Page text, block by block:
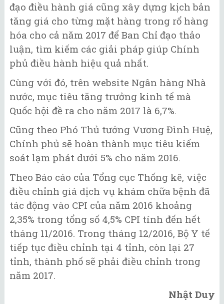
đạo điều hành giá cũng xây dựng kịch bản
tăng giá cho từng mặt hàng trong rổ hàng
hóa cho cả năm 2017 để Ban Chỉ đạo thảo
luận, tìm kiếm các giải pháp giúp Chính
phủ điều hành hiệu quả nhất.
Cùng với đó, trên website Ngân hàng Nhà
nước, mục tiêu tăng trưởng kinh tế mà
Quốc hội đề ra cho năm 2017 là 6,7%.
Cũng theo Phó Thủ tướng Vương Đình Huệ,
Chính phủ sẽ hoàn thành mục tiêu kiểm
soát lạm phát dưới 5% cho năm 2016.
Theo Báo cáo của Tổng cục Thống kê, việc
điều chỉnh giá dịch vụ khám chữa bệnh đã
tác động vào CPI của năm 2016 khoảng
2,35% trong tổng số 4,5% CPI tính đến hết
tháng 11/2016. Trong tháng 12/2016, Bộ Y tế
tiếp tục điều chỉnh tại 4 tỉnh, còn lại 27
tỉnh, thành phố sẽ phải điều chỉnh trong
năm 2017.
Nhật Duy